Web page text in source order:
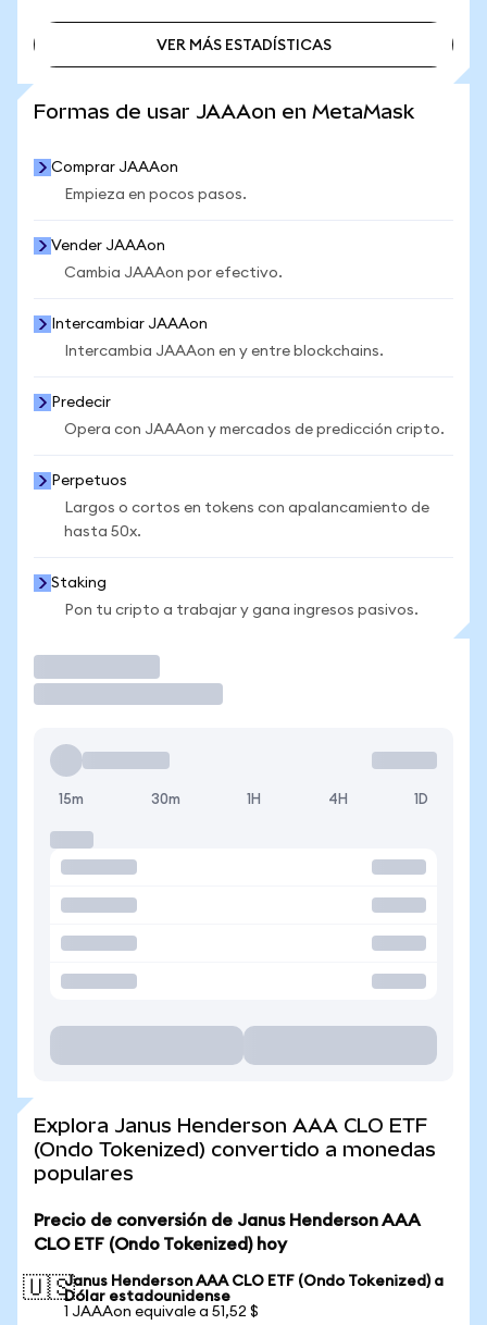
VER MÁS ESTADÍSTICAS
Formas de usar JAAAon en MetaMask
Comprar JAAAon
Empieza en pocos pasos.
Vender JAAAon
Cambia JAAAon por efectivo.
Intercambiar JAAAon
Intercambia JAAAon en y entre blockchains.
Predecir
Opera con JAAAon y mercados de predicción cripto.
Perpetuos
Largos o cortos en tokens con apalancamiento de
hasta 50x.
Staking
Pon tu cripto a trabajar y gana ingresos pasivos.
15m 30m 1H 4H 1D
Explora Janus Henderson AAA CLO ETF
(Ondo Tokenized) convertido a monedas
populares
Precio de conversión de Janus Henderson AAA
CLO ETF (Ondo Tokenized) hoy
🇺🇸Janus Henderson AAA CLO ETF (Ondo Tokenized) a
Dólar estadounidense
1 JAAAon equivale a 51,52 $